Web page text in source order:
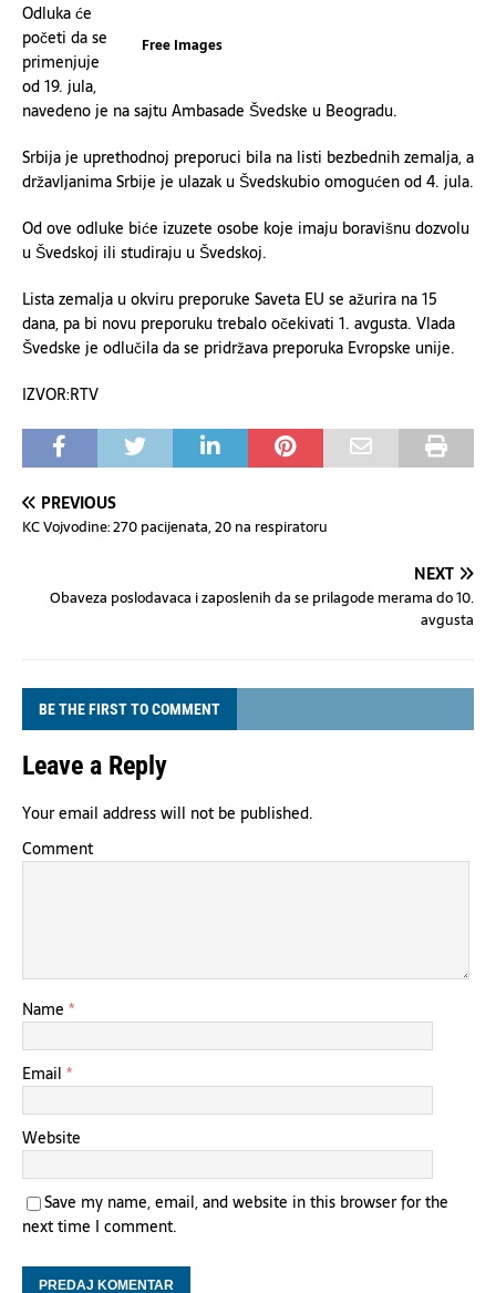
Free Images
Odluka će
početi da se
primenjuje
od 19. jula,
navedeno je na sajtu Ambasade Švedske u Beogradu.
Srbija je uprethodnoj preporuci bila na listi bezbednih zemalja, a
državljanima Srbije je ulazak u Švedskubio omogućen od 4. jula.
Od ove odluke biće izuzete osobe koje imaju boravišnu dozvolu
u Švedskoj ili studiraju u Švedskoj.
Lista zemalja u okviru preporuke Saveta EU se ažurira na 15
dana, pa bi novu preporuku trebalo očekivati 1. avgusta. Vlada
Švedske je odlučila da se pridržava preporuka Evropske unije.
IZVOR:RTV
PREVIOUS
KC Vojvodine: 270 pacijenata, 20 na respiratoru
NEXT
Obaveza poslodavaca i zaposlenih da se prilagode merama do 10.
avgusta
BE THE FIRST TO COMMENT
Leave a Reply
Your email address will not be published.
Comment
Name *
Email *
Website
Save my name, email, and website in this browser for the
next time I comment.